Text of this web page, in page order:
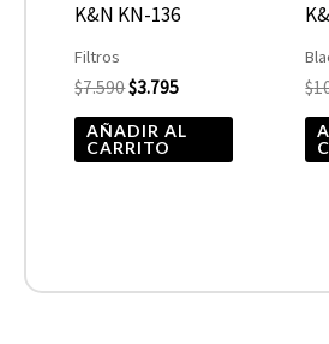
K&N KN-136
Filtros
$7.590$3.795
AÑADIR AL
CARRITO
$